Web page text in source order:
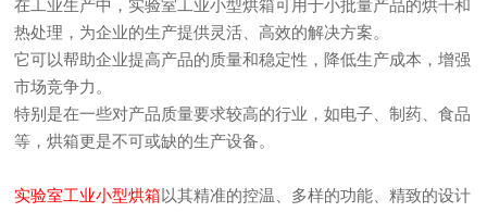
在工业生产中，实验室工业小型烘箱可用于小批量产品的烘干和
热处理，为企业的生产提供灵活、高效的解决方案。
它可以帮助企业提高产品的质量和稳定性，降低生产成本，增强
市场竞争力。
特别是在一些对产品质量要求较高的行业，如电子、制药、食品
等，烘箱更是不可或缺的生产设备。
实验室工业小型烘箱以其精准的控温、多样的功能、精致的设计